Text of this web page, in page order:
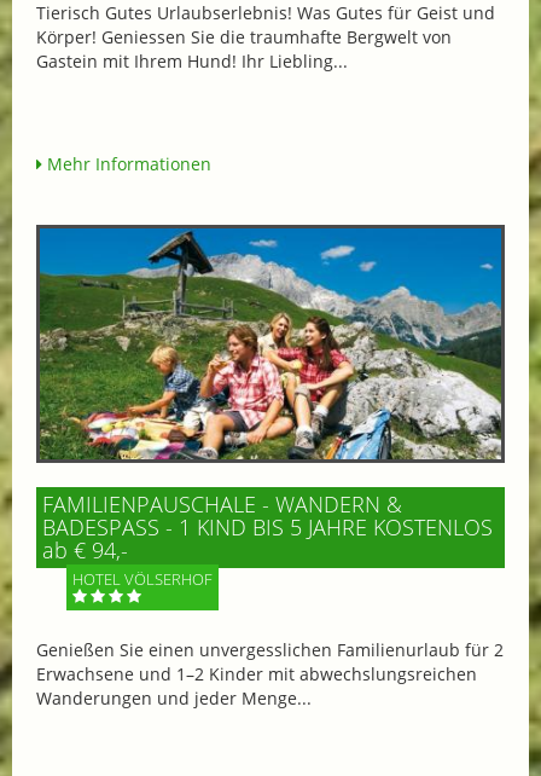
Tierisch Gutes Urlaubserlebnis! Was Gutes für Geist und
Körper! Geniessen Sie die traumhafte Bergwelt von
Gastein mit Ihrem Hund! Ihr Liebling...
Mehr Informationen
FAMILIENPAUSCHALE - WANDERN &
BADESPASS - 1 KIND BIS 5 JAHRE KOSTENLOS
ab € 94,-
HOTEL VÖLSERHOF
Genießen Sie einen unvergesslichen Familienurlaub für 2
Erwachsene und 1–2 Kinder mit abwechslungsreichen
Wanderungen und jeder Menge...